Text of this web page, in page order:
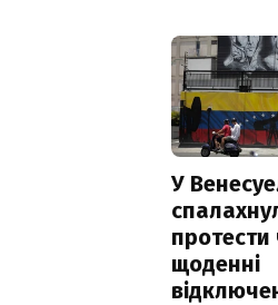
У
протести
щоденні